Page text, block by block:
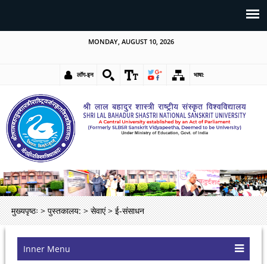
MONDAY, AUGUST 10, 2026
लॉग-इन भाषा:
मुख्यपृष्ठः > पुस्तकालय: > सेवाएं > ई-संसाधन
Inner Menu